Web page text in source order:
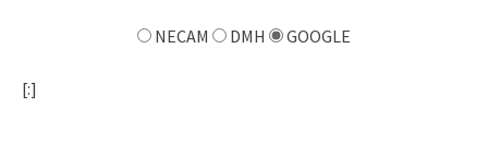
NECAM DMH GOOGLE
[:]